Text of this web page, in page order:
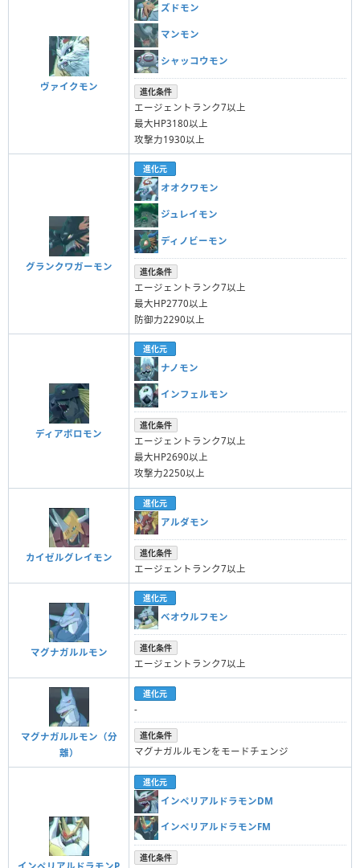
ヴァイクモン
ズドモン
マンモン
シャッコウモン
進化条件
エージェントランク7以上
最大HP3180以上
攻撃力1930以上
グランクワガーモン
進化元
オオクワモン
ジュレイモン
ディノビーモン
進化条件
エージェントランク7以上
最大HP2770以上
防御力2290以上
ディアボロモン
進化元
ナノモン
インフェルモン
進化条件
エージェントランク7以上
最大HP2690以上
攻撃力2250以上
カイゼルグレイモン
進化元
アルダモン
進化条件
エージェントランク7以上
マグナガルルモン
進化元
ベオウルフモン
進化条件
エージェントランク7以上
マグナガルルモン（分
離）
進化元
-
進化条件
マグナガルルモンをモードチェンジ
進化元
インペリアルドラモンDM
インペリアルドラモンFM
進化条件